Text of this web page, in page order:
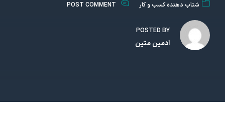
شتاب دهنده کسب و کار POST COMMENT
POSTED BY
ادمین متین